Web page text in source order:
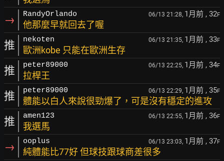
→ RandyOrlando 06/13 21:28, 1月前 , 32F
他那麼早就回去了喔
推 nekoten 06/13 21:35, 1月前 , 33F
歐洲kobe 只能在歐洲生存
推 peter89000 06/13 22:25, 1月前 , 34F
拉桿王
推 peter89000 06/13 22:29, 1月前 , 35F
體能以白人來說很勁爆了，可是沒有穩定的進攻
推 amen123 06/13 22:55, 1月前 , 36F
我選馬
→ ooplus 06/13 23:03, 1月前 , 37F
純體能比77好 但球技跟球商差很多